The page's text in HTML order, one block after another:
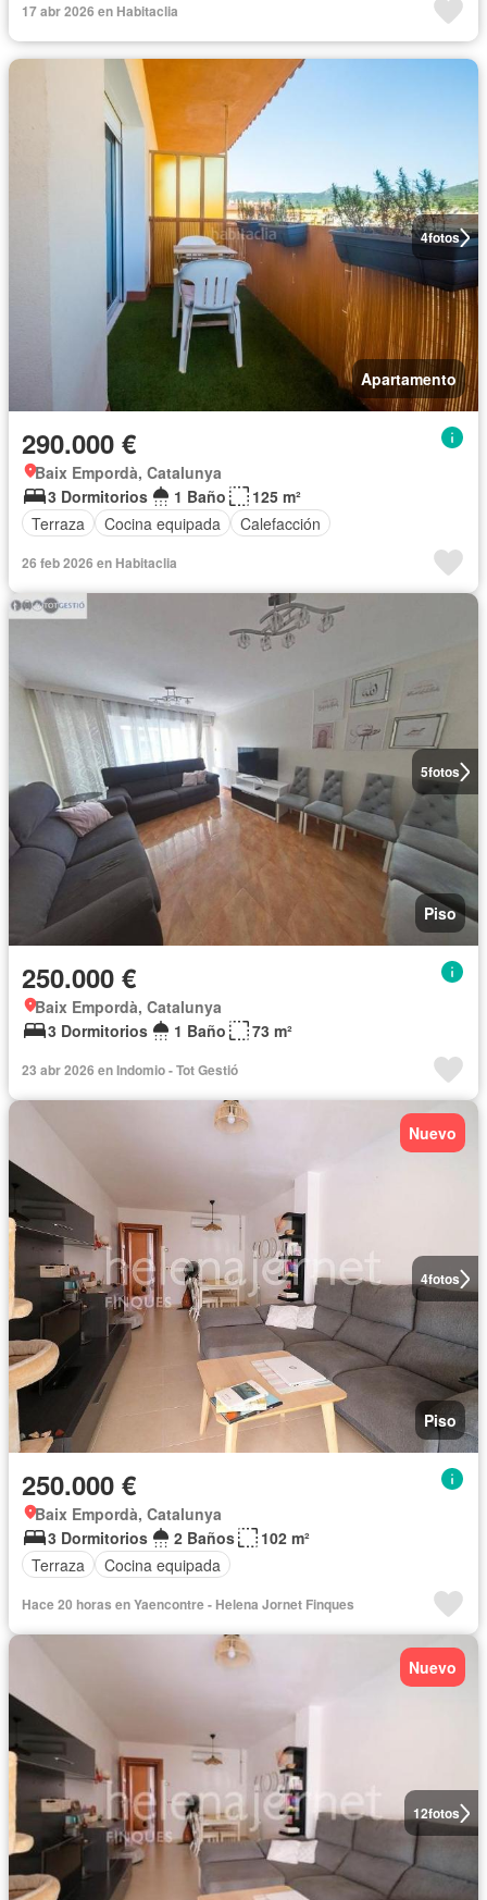
17 abr 2026 en Habitaclia
4fotos
Apartamento
290.000 €
Baix Empordà, Catalunya
3 Dormitorios
1 Baño
125 m²
Terraza
Cocina equipada Calefacción
26 feb 2026 en Habitaclia
5fotos
Piso
250.000 €
Baix Empordà, Catalunya
3 Dormitorios
1 Baño 73 m²
23 abr 2026 en Indomio - Tot Gestió
4fotos
Nuevo
Piso
250.000 €
Baix Empordà, Catalunya
3 Dormitorios
2 Baños
102 m²
Terraza
Cocina equipada
Hace 20 horas en Yaencontre - Helena Jornet Finques
12fotos
Nuevo